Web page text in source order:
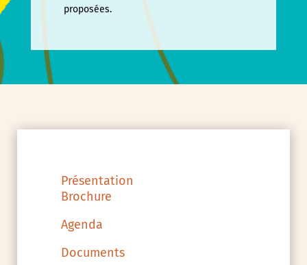
proposées.
Présentation
Brochure
Agenda
Documents